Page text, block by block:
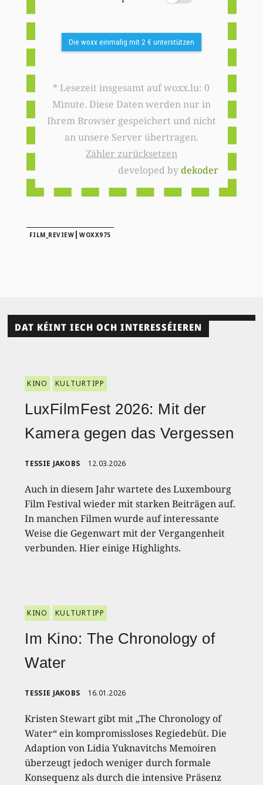
Die woxx einmalig mit 2 € unterstützen
* Lesezeit insgesamt auf woxx.lu: 0
Minute. Diese Daten werden nur in
Ihrem Browser gespeichert und nicht
an unsere Server übertragen.
Zähler zurücksetzen
developed bydekoder
FILM_REVIEW |WOXX975
DAT KÉINT IECH OCH INTERESSÉIEREN
KINO KULTURTIPP
LuxFilmFest 2026: Mit der
Kamera gegen das Vergessen
TESSIE JAKOBS 12.03.2026
Auch in diesem Jahr wartete des Luxembourg
Film Festival wieder mit starken Beiträgen auf.
In manchen Filmen wurde auf interessante
Weise die Gegenwart mit der Vergangenheit
verbunden. Hier einige Highlights.
KINO KULTURTIPP
Im Kino: The Chronology of
Water
TESSIE JAKOBS 16.01.2026
Kristen Stewart gibt mit „The Chronology of
Water“ ein kompromissloses Regiedebüt. Die
Adaption von Lidia Yuknavitchs Memoiren
überzeugt jedoch weniger durch formale
Konsequenz als durch die intensive Präsenz